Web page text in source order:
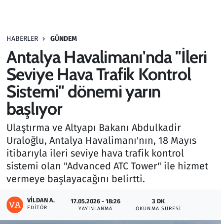
HABERLER GÜNDEM
Antalya Havalimanı'nda "İleri
Seviye Hava Trafik Kontrol
Sistemi" dönemi yarın
başlıyor
Ulaştırma ve Altyapı Bakanı Abdulkadir
Uraloğlu, Antalya Havalimanı'nın, 18 Mayıs
itibarıyla ileri seviye hava trafik kontrol
sistemi olan "Advanced ATC Tower" ile hizmet
vermeye başlayacağını belirtti.
VILDAN A.
EDITÖR
17.05.2026 - 18:26
YAYINLANMA
3 DK
OKUNMA SÜRESI
Haber
Kültür Sanat
Kurumsal Haberler
Lezzet Durağı
Memur ve Kamu
Otomobil
Ramazan